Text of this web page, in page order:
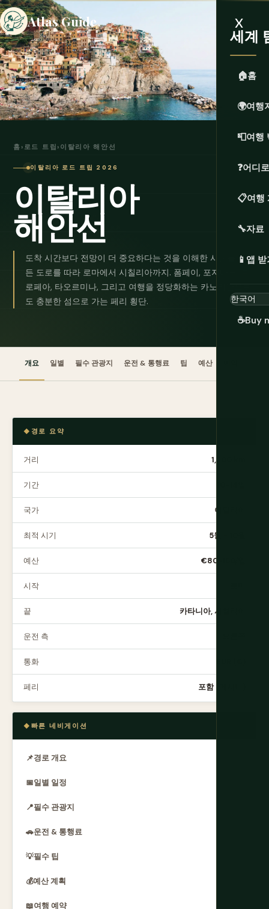
Atlas Guide x
세계
🏠홈
🌍여행
📮여행
❓어디
📋여행
🔧자료
📱 앱 받
☕Buy
홈 › 로드 트립 › 이탈리아 해안선
이탈리아 로드 트립 2026
이탈리아
해안선
도착 시간보다 전망이 더 중요하다는 것을 이해한 사람들이 만
든 도로를 따라 로마에서 시칠리아까지. 폼페이, 포지타노, 트
로페아, 타오르미나, 그리고 여행을 정당화하는 카노리만으로
도 충분한 섬으로 가는 페리 횡단.
개요 일별 필수 관광지 운전 & 통행료 팁 예산
경로 요약
거리 1,200 km
기간
국가 이탈리아
최적 시기 5월 - 10월
예산 €80-150/일
시작
끝 카타니아, 시칠리아
운전 측
통화
페리 포함 (메시나)
빠른 네비게이션
📌경로 개요
📅일별 일정
📍필수 관광지
🚗운전 & 통행료
💡필수 팁
💰예산 계획
📖여행 예약